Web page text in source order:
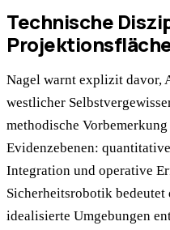
Technische
Nagel warnt explizit davor,
westlicher
methodische
Evidenzebenen:
Integration und operative
Sicherheitsrobotik bedeutet
idealisierte Umgebungen